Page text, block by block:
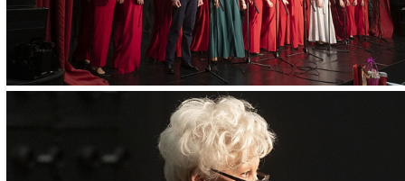
Необходимые
– паспорт
– СНИЛС